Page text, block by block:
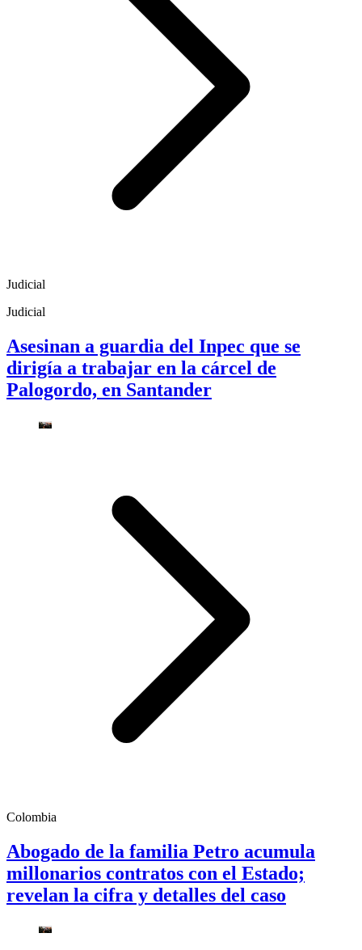
Judicial
Judicial
Asesinan a guardia del Inpec que se
dirigía a trabajar en la cárcel de
Palogordo, en Santander
Colombia
Abogado de la familia Petro acumula
millonarios contratos con el Estado;
revelan la cifra y detalles del caso